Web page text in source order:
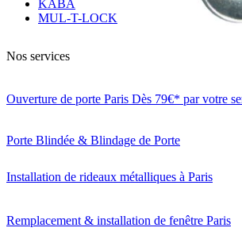
KABA
MUL-T-LOCK
Nos services
Ouverture de porte Paris Dès 79€* par votre
Porte Blindée & Blindage de Porte
Installation de rideaux métalliques à Paris
Remplacement & installation de fenêtre Paris